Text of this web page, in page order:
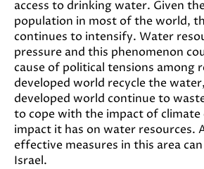
access to drinking water. Given
population in most of the world,
continues to intensify. Water
pressure and this phenomenon
cause of political tensions among
developed world recycle the
developed world continue to
to cope with the impact of climate
impact it has on water resources.
effective measures in this area
Israel.